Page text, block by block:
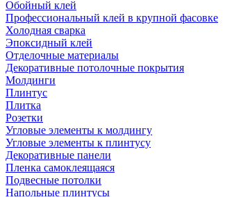
Обойный клей
Профессиональный клей в крупной фасовке
Холодная сварка
Эпоксидный клей
Отделочные материалы
Декоративные потолочные покрытия
Молдинги
Плинтус
Плитка
Розетки
Угловые элементы к молдингу
Угловые элементы к плинтусу
Декоративные панели
Пленка самоклеящаяся
Подвесные потолки
Напольные плинтусы